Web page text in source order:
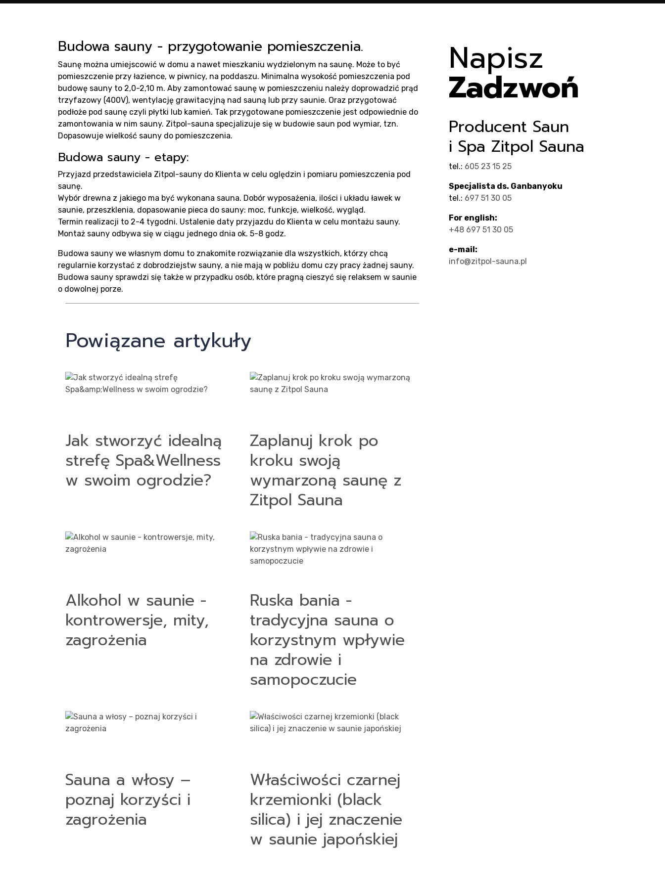
saun
Produkty
Realizacje
Blog
Kontakt
Budowa sauny - przygotowanie pomieszczenia.
Saunę można umiejscowić w domu a nawet mieszkaniu wydzielonym na saunę. Może to być
pomieszczenie przy łazience, w piwnicy, na poddaszu. Minimalna wysokość pomieszczenia pod
budowę sauny to 2,0-2,10 m. Aby zamontować saunę w pomieszczeniu należy doprowadzić prąd
trzyfazowy (400V), wentylację grawitacyjną nad sauną lub przy saunie. Oraz przygotować
podłoże pod saunę czyli płytki lub kamień. Tak przygotowane pomieszczenie jest odpowiednie do
zamontowania w nim sauny. Zitpol-sauna specjalizuje się w budowie saun pod wymiar, tzn.
Dopasowuje wielkość sauny do pomieszczenia.
Budowa sauny - etapy:
Przyjazd przedstawiciela Zitpol-sauny do Klienta w celu oględzin i pomiaru pomieszczenia pod
saunę.
Wybór drewna z jakiego ma być wykonana sauna. Dobór wyposażenia, ilości i układu ławek w
saunie, przeszklenia, dopasowanie pieca do sauny: moc, funkcje, wielkość, wygląd.
Termin realizacji to 2-4 tygodni. Ustalenie daty przyjazdu do Klienta w celu montażu sauny.
Montaż sauny odbywa się w ciągu jednego dnia ok. 5-8 godz.
Budowa sauny we własnym domu to znakomite rozwiązanie dla wszystkich, którzy chcą
regularnie korzystać z dobrodziejstw sauny, a nie mają w pobliżu domu czy pracy żadnej sauny.
Budowa sauny sprawdzi się także w przypadku osób, które pragną cieszyć się relaksem w saunie
o dowolnej porze.
Powiązane artykuły
Jak stworzyć idealną
strefę Spa&Wellness
w swoim ogrodzie?
Zaplanuj krok po
kroku swoją
wymarzoną saunę z
Zitpol Sauna
Alkohol w saunie -
kontrowersje, mity,
zagrożenia
Ruska bania -
tradycyjna sauna o
korzystnym wpływie
na zdrowie i
samopoczucie
Sauna a włosy –
poznaj korzyści i
zagrożenia
Właściwości czarnej
krzemionki (black
silica) i jej znaczenie
w saunie japońskiej
Napisz
Zadzwoń
Producent Saun
i Spa Zitpol Sauna
tel.: 605 23 15 25
Specjalista ds. Ganbanyoku
tel.: 697 51 30 05
For english:
+48 697 51 30 05
e-mail:
info@zitpol-sauna.pl